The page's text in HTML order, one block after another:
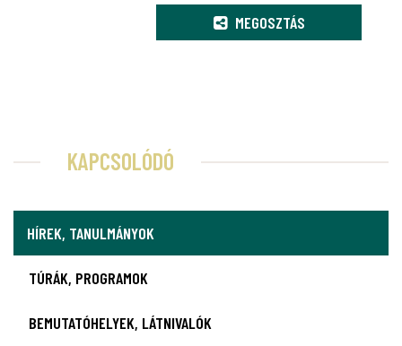
MEGOSZTÁS
KAPCSOLÓDÓ
HÍREK, TANULMÁNYOK
TÚRÁK, PROGRAMOK
BEMUTATÓHELYEK, LÁTNIVALÓK